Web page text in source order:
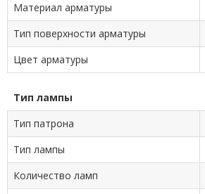
Материал арматуры
Тип поверхности арматуры
Цвет арматуры
Тип лампы
Тип патрона
Тип лампы
Количество ламп